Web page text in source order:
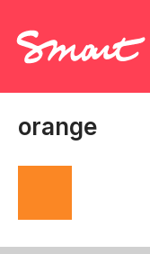
orange